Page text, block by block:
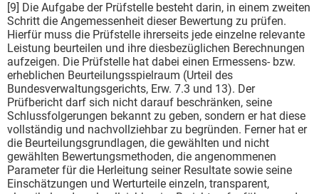
[9] Die Aufgabe der Prüfstelle besteht darin, in einem zweiten
Schritt die Angemessenheit dieser Bewertung zu prüfen.
Hierfür muss die Prüfstelle ihrerseits jede einzelne relevante
Leistung beurteilen und ihre diesbezüglichen Berechnungen
aufzeigen. Die Prüfstelle hat dabei einen Ermessens- bzw.
erheblichen Beurteilungsspielraum (Urteil des
Bundesverwaltungsgerichts, Erw. 7.3 und 13). Der
Prüfbericht darf sich nicht darauf beschränken, seine
Schlussfolgerungen bekannt zu geben, sondern er hat diese
vollständig und nachvollziehbar zu begründen. Ferner hat er
die Beurteilungsgrundlagen, die gewählten und nicht
gewählten Bewertungsmethoden, die angenommenen
Parameter für die Herleitung seiner Resultate sowie seine
Einschätzungen und Werturteile einzeln, transparent,